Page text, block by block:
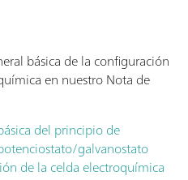
básica de la configuración
en nuestro Nota de
del principio de
galvanostato
de la celda electroquímica